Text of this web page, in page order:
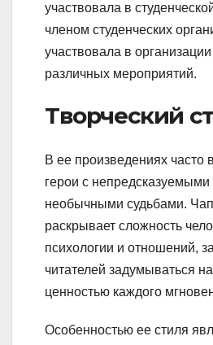
участвовала в
членом студенческих
участвовала в
различных мероприятий.
Творческий
В ее произведениях часто
герои с непредсказуемыми
необычными судьбами.
раскрывает сложность
психологии и отношений,
читателей задумываться
ценностью каждого
Особенностью ее стиля